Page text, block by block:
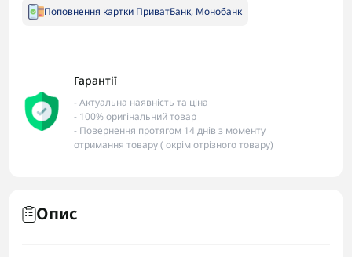
Поповнення картки ПриватБанк, Монобанк
Гарантії
- Актуальна наявність та ціна
- 100% оригінальний товар
- Повернення протягом 14 днів з моменту
отримання товару ( окрім отрізного товару)
Опис